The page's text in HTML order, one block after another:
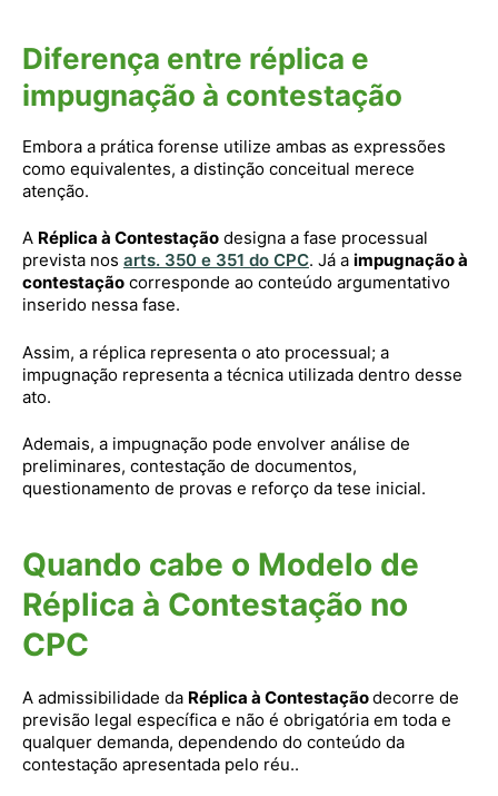
Diferença entre réplica e
impugnação à contestação
Embora a prática forense utilize ambas as expressões
como equivalentes, a distinção conceitual merece
atenção.
A Réplica à Contestação designa a fase processual
prevista nos arts. 350 e 351 do CPC. Já a impugnação à
contestação corresponde ao conteúdo argumentativo
inserido nessa fase.
Assim, a réplica representa o ato processual; a
impugnação representa a técnica utilizada dentro desse
ato.
Ademais, a impugnação pode envolver análise de
preliminares, contestação de documentos,
questionamento de provas e reforço da tese inicial.
Quando cabe o Modelo de
Réplica à Contestação no
CPC
A admissibilidade da Réplica à Contestaçãodecorre de
previsão legal específica e não é obrigatória em toda e
qualquer demanda, dependendo do conteúdo da
contestação apresentada pelo réu..